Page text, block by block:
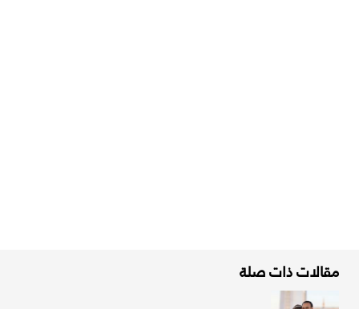
مقالات ذات صلة